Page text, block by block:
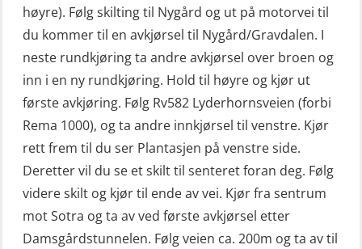
Livbåtfører konvertering til FF48 inkl.
repetisjon (OSE106)
Livbåtfører sliskelivbåt repetisjon
(OSE1301)
Livbåtfører sliskestuplivbåt –
grunnleggende (OSE129)
Mann-Over-Bord (hurtiggående) liten
båt m/mørkekjøring – grunnleggende
(OSE114)
høyre). Følg skilting til Nygård og ut på motorvei til
du kommer til en avkjørsel til Nygård/Gravdalen. I
neste rundkjøring ta andre avkjørsel over broen og
inn i en ny rundkjøring. Hold til høyre og kjør ut
første avkjøring. Følg Rv582 Lyderhornsveien (forbi
Rema 1000), og ta andre innkjørsel til venstre. Kjør
rett frem til du ser Plantasjen på venstre side.
Deretter vil du se et skilt til senteret foran deg. Følg
videre skilt og kjør til ende av vei. Kjør fra sentrum
mot Sotra og ta av ved første avkjørsel etter
Damsgårdstunnelen. Følg veien ca. 200m og ta av til